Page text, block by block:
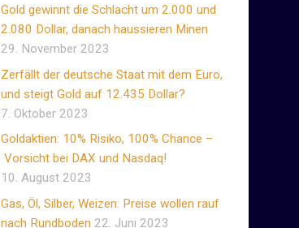
Gold gewinnt die Schlacht um 2.000 und
2.080 Dollar, danach haussieren Minen
29. November 2023
Zerfällt der deutsche Staat mit dem Euro,
und steigt Gold auf 12.435 Dollar?
7. Oktober 2023
Goldaktien: 10% Risiko, 100% Chance –
Vorsicht bei DAX und Nasdaq!
10. August 2023
Gas, Öl, Silber, Weizen: Preise wollen rauf
nach Rundboden 22. Juni 2023